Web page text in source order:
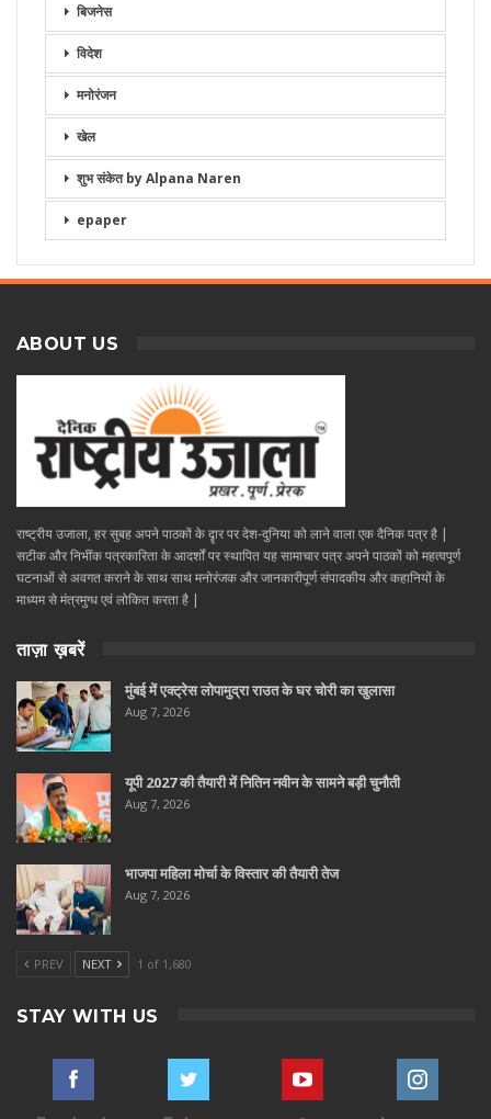
बिजनेस
विदेश
मनोरंजन
खेल
शुभ संकेत by Alpana Naren
epaper
ABOUT US
राष्ट्रीय उजाला, हर सुबह अपने पाठकों के दॄार पर देश-दुनिया को लाने वाला एक दैनिक पत्र है |
सटीक और निभींक पत्रकारिता के आदर्शों पर स्थापित यह सामाचार पत्र अपने पाठकों को महत्वपूर्ण
घटनाओं से अवगत कराने के साथ साथ मनोरंजक और जानकारीपूर्ण संपादकीय और कहानियों के
माध्यम से मंत्रमुग्ध एवं लोकित करता है |
ताज़ा ख़बरें
मुंबई में एक्ट्रेस लोपामुद्रा राउत के घर चोरी का खुलासा
Aug 7, 2026
यूपी 2027 की तैयारी में नितिन नवीन के सामने बड़ी चुनौती
Aug 7, 2026
भाजपा महिला मोर्चा के विस्तार की तैयारी तेज
Aug 7, 2026
PREV NEXT 1 of 1,680
STAY WITH US